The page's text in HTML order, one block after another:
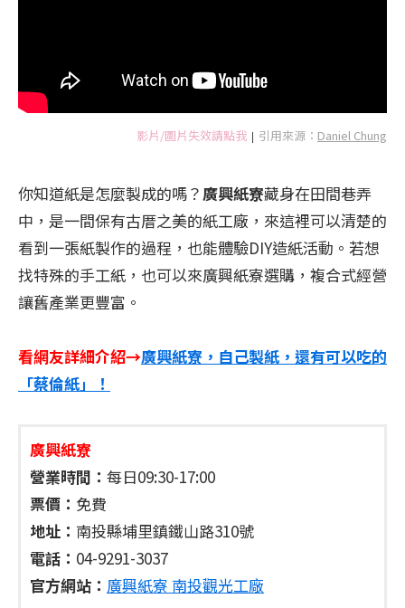
影片/圖片失效請點我 | 引用來源： Daniel Chung
你知道紙是怎麼製成的嗎？廣興紙寮藏身在田間巷弄
中，是一間保有古厝之美的紙工廠，來這裡可以清楚的
看到一張紙製作的過程，也能體驗DIY造紙活動。若想
找特殊的手工紙，也可以來廣興紙寮選購，複合式經營
讓舊產業更豐富。
看網友詳細介紹→廣興紙寮，自己製紙，還有可以吃的
「蔡倫紙」！
廣興紙寮
營業時間： 每日09:30-17:00
票價： 免費
地址： 南投縣埔里鎮鐵山路310號
電話： 04-9291-3037
官方網站： 廣興紙寮 南投觀光工廠